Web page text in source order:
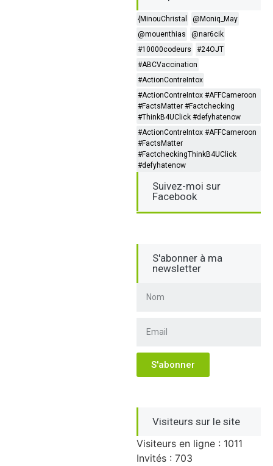
{MinouChristal
@Moniq_May
@mouenthias
@nar6cik
#10000codeurs
#24OJT
#ABCVaccination
#ActionContreIntox
#ActionContreIntox #AFFCameroon
#FactsMatter #Factchecking
#ThinkB4UClick #defyhatenow
#ActionContreIntox #AFFCameroon
#FactsMatter
#FactcheckingThinkB4UClick
#defyhatenow
Suivez-moi sur
Facebook
S'abonner à ma
newsletter
S'abonner
Visiteurs sur le site
Visiteurs en ligne : 1011
Invités : 703